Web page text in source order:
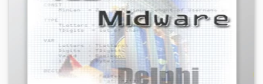
۱۴۰۳/۱۲/۰۸ ۵